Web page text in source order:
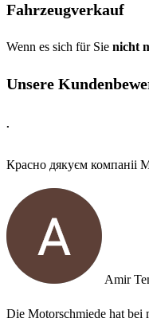
Fahrzeugverkauf
Wenn es sich für Sie nicht
Unsere
.
Красно дякуєм компаніі
Amir
Die Motorschmiede hat bei